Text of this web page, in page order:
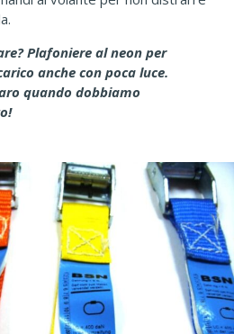
Plafoniere al neon per
anche con poca luce.
quando dobbiamo